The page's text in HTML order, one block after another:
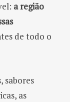
a região
de todo o
sabores
as